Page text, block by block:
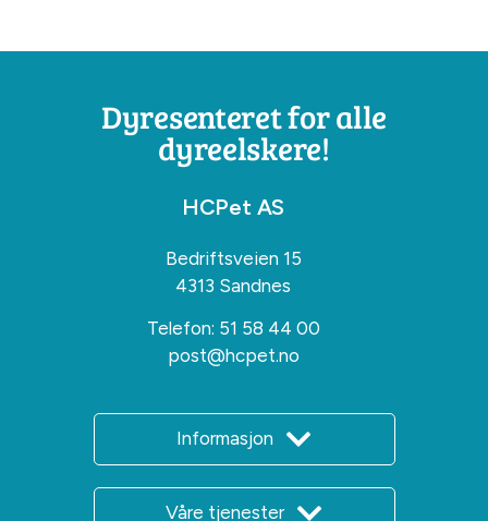
Dyresenteret for alle
dyreelskere!
HCPet AS
Bedriftsveien 15
4313 Sandnes
Telefon: 51 58 44 00
post@hcpet.no
Informasjon
Våre tjenester